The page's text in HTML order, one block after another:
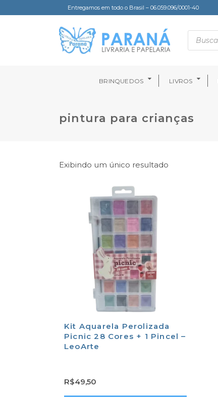
Entregamos em todo o Brasil – 06.059.096/0001-40
BRINQUEDOS LIVROS
pintura para crianças
Exibindo um único resultado
Kit Aquarela Perolizada
Picnic 28 Cores + 1 Pincel –
LeoArte
R$49,50